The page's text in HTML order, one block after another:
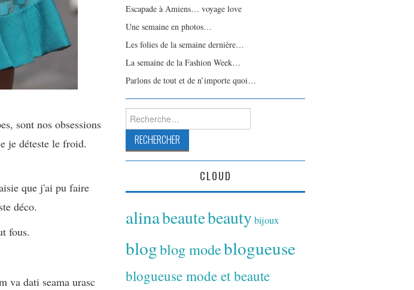
sont nos obsessions
je déteste le froid.
que j'ai pu faire
déco.
fous.
va dati seama urasc
Escapade à Amiens… voyage love
Une semaine en photos…
Les folies de la semaine dernière…
La semaine de la Fashion Week…
Parlons de tout et de n’importe quoi…
Rechercher :
CLOUD
alinabeautebeauty bijoux
blogblog modeblogueuse
blogueuse mode et beaute